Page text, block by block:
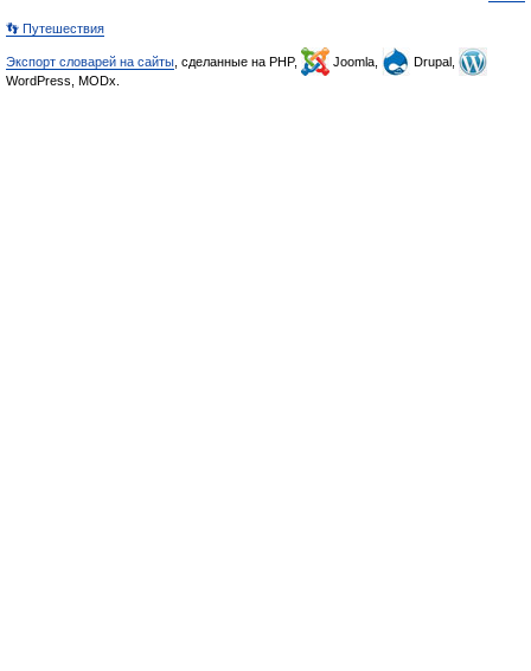
👣 Путешествия
Экспорт словарей на сайты , сделанные на PHP, Joomla,
Drupal,
WordPress, MODx.